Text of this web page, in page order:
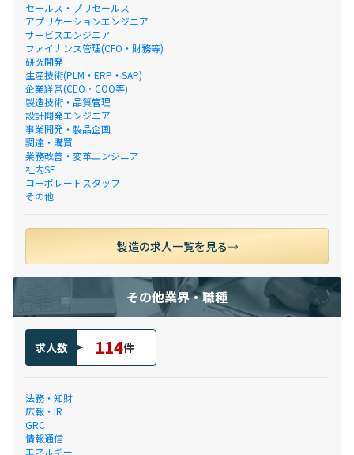
セールス・プリセールス
アプリケーションエンジニア
サービスエンジニア
ファイナンス管理(CFO・財務等)
研究開発
生産技術(PLM・ERP・SAP)
企業経営(CEO・COO等)
製造技術・品質管理
設計開発エンジニア
事業開発・製品企画
調達・購買
業務改善・変革エンジニア
社内SE
コーポレートスタッフ
その他
製造の求人一覧を見る
その他業界・職種
求人数 114件
法務・知財
広報・IR
GRC
情報通信
エネルギー